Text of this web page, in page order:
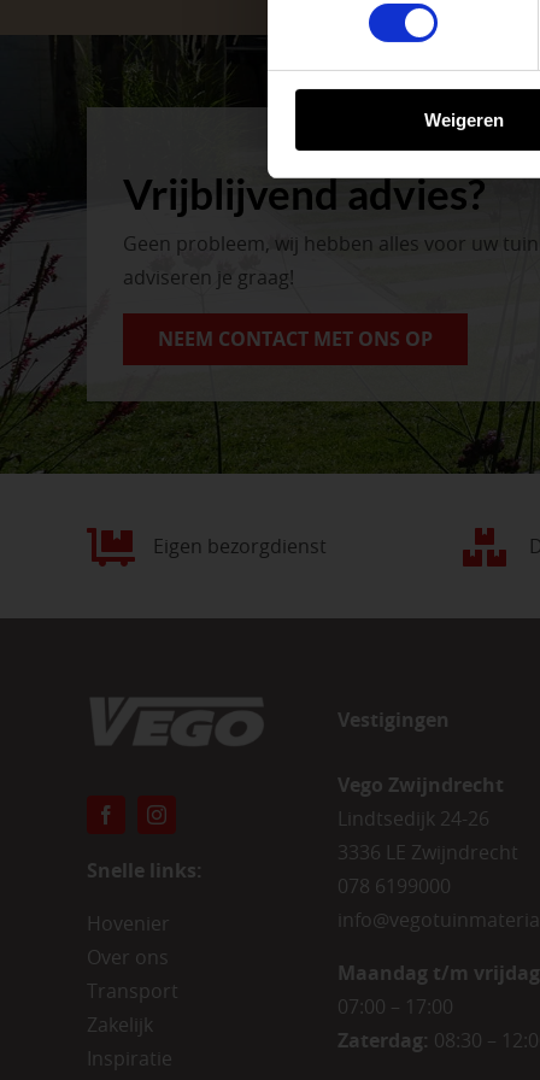
Weigeren
Vrijblijvend advies?
Geen probleem, wij hebben alles voor uw
adviseren je graag!
NEEM CONTACT MET ONS OP
Eigen bezorgdienst
Snelle links:
Hovenier
Over ons
Transport
Zakelijk
Inspiratie
Vestigingen
Vego Zwijndrecht
Lindtsedijk 24-26
3336 LE Zwijndrecht
078 6199000
Maandag t/m
07:00 – 17:00
Zaterdag: 08:30 –
tuinproject.
BEKIJK ONZE